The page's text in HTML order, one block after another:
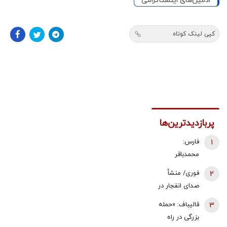
کپی لینک کوتاه
پربازدیدترین‌ها
فارس:
محمدباقر
ذوالقدر استعفا
داد/ محسن
رضایی دبیر
شورای عالی
امنیت ملی شد
1
فوری/ منشأ
صدای انفجار در
شد/ مقابه با
اهداف دشمن
2
قالیباف: «حمله
بزرگی در راه
3